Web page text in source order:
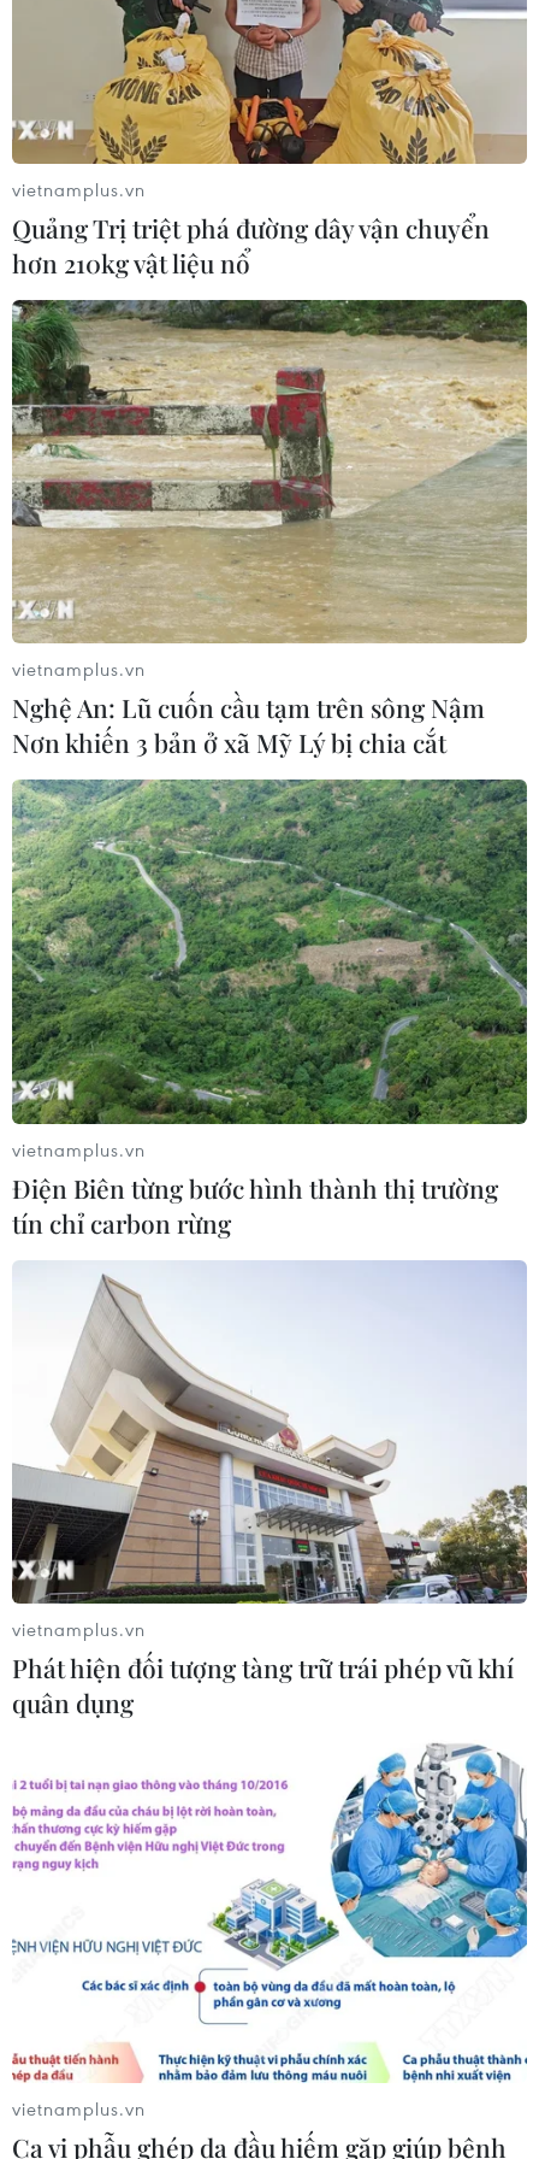
TIN CÙNG CHUYÊN MỤC
Cuộc tìm kiếm và vá lại những 'trái
07/08/2026 04:03
Hà Nội cảnh báo về việc sử dụng tế
vietnamplus.vn
Quảng Trị triệt phá đường dây vận chuyển
hơn 210kg vật liệu nổ
vietnamplus.vn
Nghệ An: Lũ cuốn cầu tạm trên sông Nậm
Nơn khiến 3 bản ở xã Mỹ Lý bị chia cắt
vietnamplus.vn
Điện Biên từng bước hình thành thị trường
tín chỉ carbon rừng
vietnamplus.vn
Phát hiện đối tượng tàng trữ trái phép vũ khí
quân dụng
vietnamplus.vn
Ca vi phẫu ghép da đầu hiếm gặp giúp bệnh